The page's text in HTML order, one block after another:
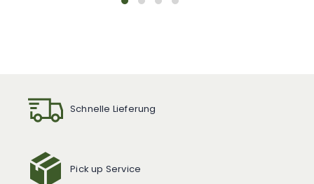
Schnelle Lieferung
Pick up Service